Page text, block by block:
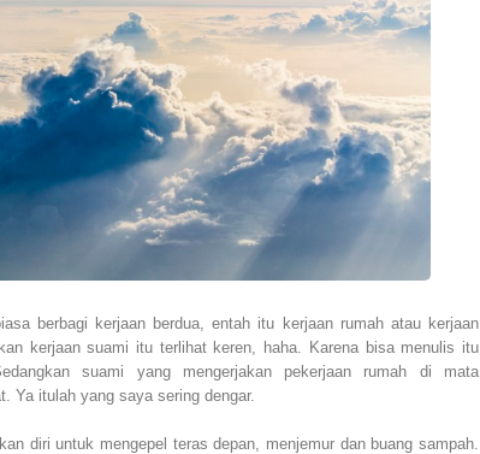
berbagi kerjaan berdua, entah itu kerjaan rumah atau kerjaan
kerjaan suami itu terlihat keren, haha. Karena bisa menulis itu
suami yang mengerjakan pekerjaan rumah di mata
Ya itulah yang saya sering dengar.
diri untuk mengepel teras depan, menjemur dan buang sampah.